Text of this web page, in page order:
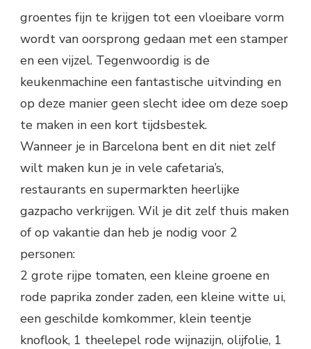
groentes fijn te krijgen tot een vloeibare vorm
wordt van oorsprong gedaan met een stamper
en een vijzel. Tegenwoordig is de
keukenmachine een fantastische uitvinding en
op deze manier geen slecht idee om deze soep
te maken in een kort tijdsbestek.
Wanneer je in Barcelona bent en dit niet zelf
wilt maken kun je in vele cafetaria’s,
restaurants en supermarkten heerlijke
gazpacho verkrijgen. Wil je dit zelf thuis maken
of op vakantie dan heb je nodig voor 2
personen:
2 grote rijpe tomaten, een kleine groene en
rode paprika zonder zaden, een kleine witte ui,
een geschilde komkommer, klein teentje
knoflook, 1 theelepel rode wijnazijn, olijfolie, 1